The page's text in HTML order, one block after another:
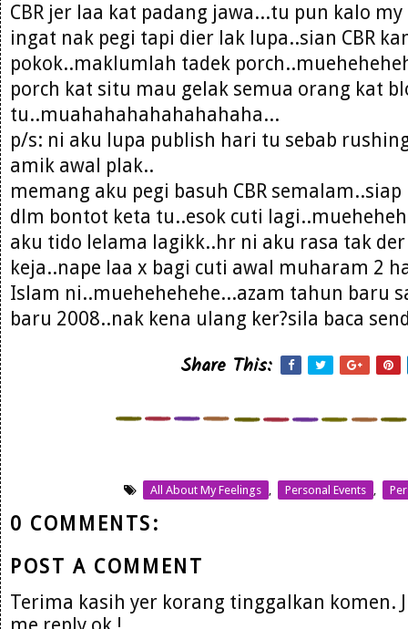
CBR jer laa kat padang jawa...tu pun kalo
ingat nak pegi tapi dier lak lupa..sian CBR
pokok..maklumlah tadek
porch kat situ mau gelak semua orang kat
tu..muahahahahahahahaha...
p/s: ni aku lupa publish hari tu sebab
amik awal plak..
memang aku pegi basuh CBR
dlm bontot keta tu..esok cuti
aku tido lelama lagikk..hr ni aku rasa tak
keja..nape laa x bagi cuti awal muharam 2
Islam ni..muehehehehe...azam tahun baru
baru 2008..nak kena ulang ker?sila baca
Share This:
All About My Feelings , Personal Events ,
0 COMMENTS:
POST A COMMENT
Terima kasih yer korang tinggalkan komen.